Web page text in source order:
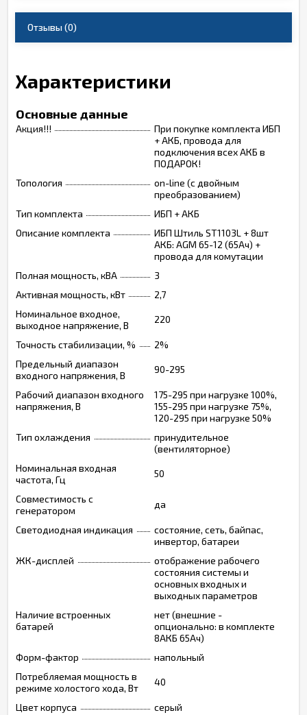
Отзывы(0)
Характеристики
Основные данные
Акция!!!
При покупке комплекта ИБП
+ АКБ, провода для
подключения всех АКБ в
ПОДАРОК!
Топология
on-line (с двойным
преобразованием)
Тип комплекта
ИБП + АКБ
Описание комплекта
ИБП Штиль ST1103L + 8шт
АКБ: AGM 65-12 (65Ач) +
провода для комутации
Полная мощность, кВА
3
Активная мощность, кВт
2,7
Номинальное входное,
выходное напряжение, В
220
Точность стабилизации, %
2%
Предельный диапазон
входного напряжения, В
90-295
Рабочий диапазон входного
напряжения, В
175-295 при нагрузке 100%,
155-295 при нагрузке 75%,
120-295 при нагрузке 50%
Тип охлаждения
принудительное
(вентиляторное)
Номинальная входная
частота, Гц
50
Совместимость с
генератором
да
Светодиодная индикация
состояние, сеть, байпас,
инвертор, батареи
ЖК-дисплей
отображение рабочего
состояния системы и
основных входных и
выходных параметров
Наличие встроенных
батарей
нет (внешние -
опционально: в комплекте
8АКБ 65Ач)
Форм-фактор
напольный
Потребляемая мощность в
режиме холостого хода, Вт
40
Цвет корпуса серый